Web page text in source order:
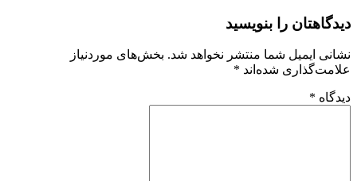
دیدگاهتان را بنویسید
نشانی ایمیل شما منتشر نخواهد شد. بخش‌های موردنیاز
علامت‌گذاری شده‌اند *
دیدگاه *